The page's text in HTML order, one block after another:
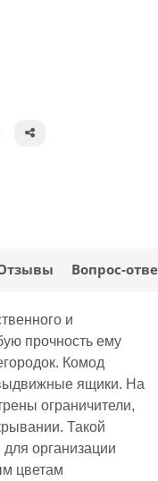
Вопрос-
и
прочность ему
Комод
ящики. На
ограничители,
Такой
организации
цветам